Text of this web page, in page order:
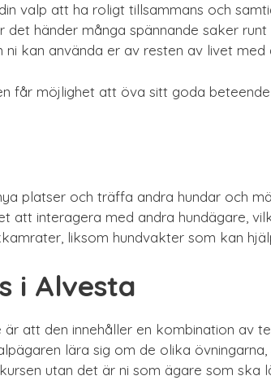
valp att ha roligt tillsammans och
händer många spännande saker
kan använda er av resten av livet med
får möjlighet att öva sitt goda
platser och träffa andra hundar och
att interagera med andra hundägare,
liksom hundvakter som kan
i Alvesta
att den innehåller en kombination av
lära sig om de olika
utan det är ni som ägare som ska